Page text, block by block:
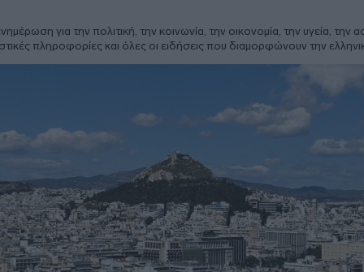
για την πολιτική, την κοινωνία, την οικονομία, την υγεία, την
πληροφορίες και όλες οι ειδήσεις που διαμορφώνουν την